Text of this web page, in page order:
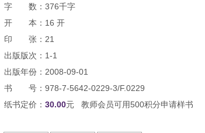
字 数：376千字
开 本：16 开
印 张：21
出版版次：1-1
出版年份：2008-09-01
书 号：978-7-5642-0229-3/F.0229
纸书定价： 30.00元 教师会员可用500积分申请样书